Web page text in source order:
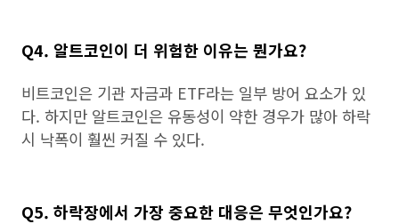
Q4. 알트코인이 더 위험한 이유는 뭔가요?
비트코인은 기관 자금과 ETF라는 일부 방어 요소가 있
다. 하지만 알트코인은 유동성이 약한 경우가 많아 하락
시 낙폭이 훨씬 커질 수 있다.
Q5. 하락장에서 가장 중요한 대응은 무엇인가요?